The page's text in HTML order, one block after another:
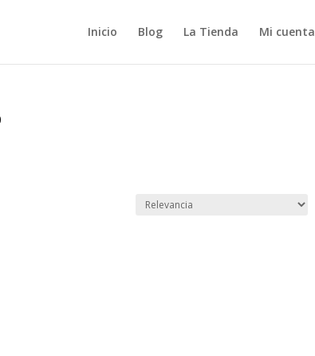
Inicio Blog La Tienda Mi cuenta